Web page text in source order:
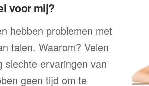
voor mij?
hebben problemen met
talen. Waarom? Velen
slechte ervaringen van
geen tijd om te